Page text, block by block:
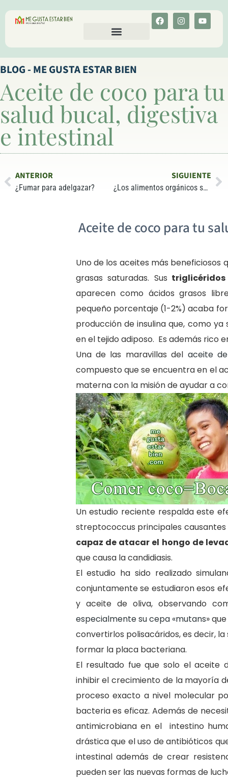
BLOG - ME GUSTA ESTAR BIEN
Aceite de coco para tu
salud bucal, digestiva
e intestinal
ANTERIOR
¿Fumar para adelgazar?
SIGUIENTE
¿Los alimentos orgánicos son mejores que los no orgánicos?
Aceite de coco para tu
Uno de los aceites más beneficiosos
grasas saturadas. Sus
aparecen como ácidos grasos
pequeño porcentaje (1-2%) acaba
producción de insulina que, como
en el tejido adiposo. Es además rico
Una de las maravillas del aceite
compuesto que se encuentra en el
materna con la misión de ayudar a
Un estudio reciente respalda este
streptococcus principales causantes
capaz de atacar el hongo de
que causa la candidiasis.
El estudio ha sido realizado
conjuntamente se estudiaron esos
y aceite de oliva, observando
especialmente su cepa «mutans»
convertirlos polisacáridos, es decir,
formar la placa bacteriana.
El resultado fue que solo el aceite
inhibir el crecimiento de la mayoría
proceso exacto a nivel molecular
bacteria es eficaz. Además de
antimicrobiana en el intestino
drástica que el uso de antibióticos
intestinal además de crear
pueden ser las nuevas formas de